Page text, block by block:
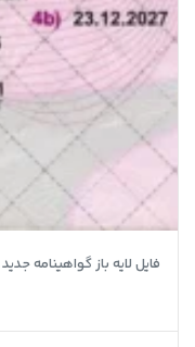
فونت تايپوگرافي محبوب
فونت تايپوگرافي و
فونت فارسي محبوب
فونت لوگوتايپ فارسي
فونت هاي لايه باز گرافيکي
فایل لایه باز گواهینامه